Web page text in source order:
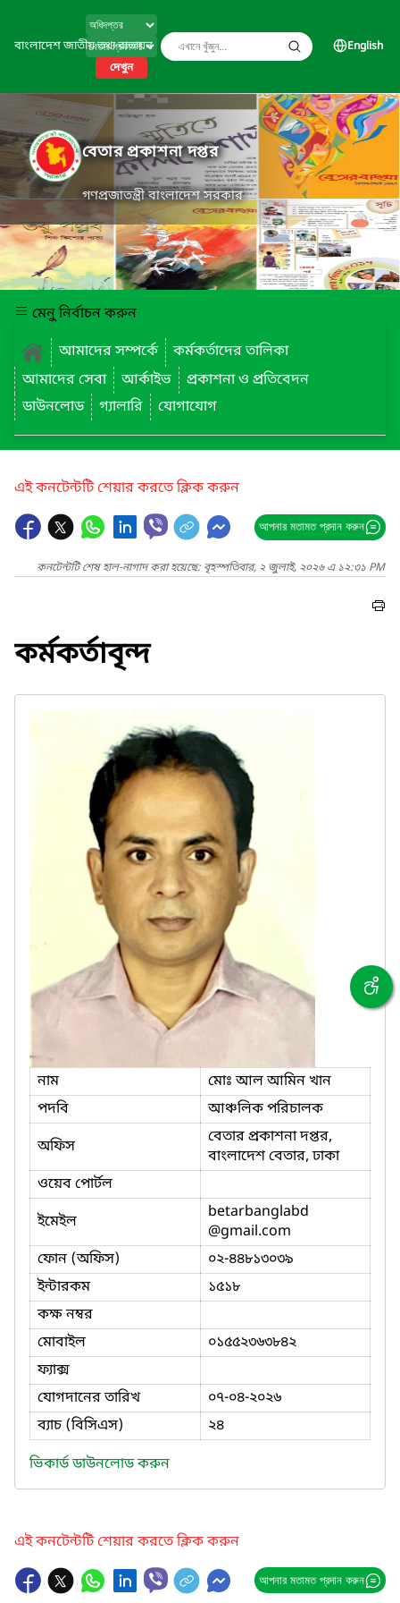
বাংলাদেশ জাতীয় তথ্য বাতায়ন
দেখুন
English
বেতার প্রকাশনা দপ্তর
গণপ্রজাতন্ত্রী বাংলাদেশ সরকার
মেনু নির্বাচন করুন
আমাদের সম্পর্কে
কর্মকর্তাদের তালিকা
আমাদের সেবা
আর্কাইভ
প্রকাশনা ও প্রতিবেদন
ডাউনলোড
গ্যালারি যোগাযোগ
এই কনটেন্টটি শেয়ার করতে ক্লিক করুন
আপনার মতামত প্রদান করুন
কনটেন্টটি শেষ হাল-নাগাদ করা হয়েছে: বৃহস্পতিবার, ২ জুলাই, ২০২৬ এ ১২:৩১ PM
কর্মকর্তাবৃন্দ
নাম
মোঃ আল আমিন খান
পদবি
আঞ্চলিক পরিচালক
অফিস
বেতার প্রকাশনা দপ্তর,
বাংলাদেশ বেতার, ঢাকা
ওয়েব পোর্টল
ইমেইল
betarbanglabd
@gmail.com
ফোন (অফিস)
০২-৪৪৮১৩০৩৯
ইন্টারকম
১৫১৮
কক্ষ নম্বর
মোবাইল
০১৫৫২৩৬৩৮৪২
ফ্যাক্স
যোগদানের তারিখ
০৭-০৪-২০২৬
ব্যাচ (বিসিএস)
২৪
ভিকার্ড ডাউনলোড করুন
এই কনটেন্টটি শেয়ার করতে ক্লিক করুন
আপনার মতামত প্রদান করুন